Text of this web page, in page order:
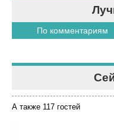
По комментариям
А также 117 гостей